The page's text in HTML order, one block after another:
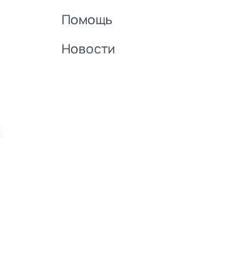
Помощь
Новости